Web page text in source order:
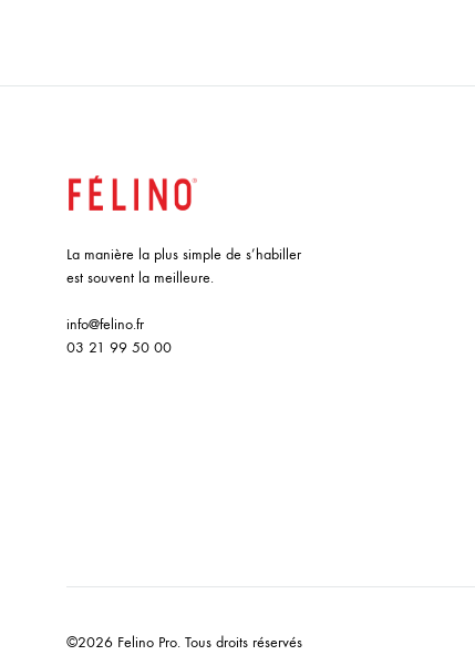
La manière la plus simple de s’habiller
est souvent la meilleure.
info@felino.fr
03 21 99 50 00
©2026 Felino Pro. Tous droits réservés